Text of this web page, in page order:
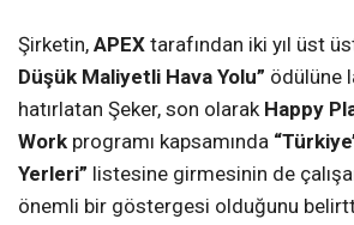
Şirketin, APEX tarafından iki yıl üst
Düşük Maliyetli Hava Yolu” ödülüne
hatırlatan Şeker, son olarak Happy
Work programı kapsamında
Yerleri” listesine girmesinin de
önemli bir göstergesi olduğunu